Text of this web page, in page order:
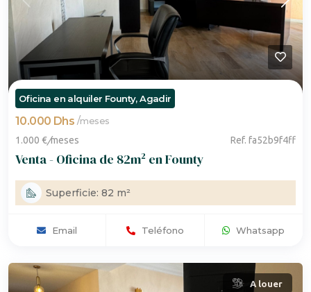
Oficina en alquiler Founty, Agadir
10.000 Dhs /meses
1.000 €/meses Ref. fa52b9f4ff
Venta - Oficina de 82m² en Founty
Superficie: 82 m²
Email Teléfono Whatsapp
A louer